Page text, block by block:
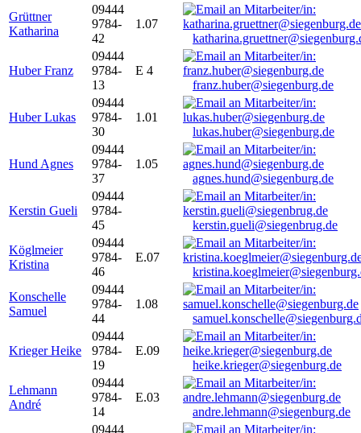
Grüttner
Katharina
09444
9784-
42
1.07
Huber Franz
09444
9784-
13
E 4
franz.huber@siegenburg.de
Huber Lukas
09444
9784-
30
1.01
lukas.huber@siegenburg.de
Hund Agnes
09444
9784-
37
1.05
agnes.hund@siegenburg.de
Kerstin Gueli
09444
9784-
45
kerstin.gueli@siegenbrug.de
Köglmeier
Kristina
09444
9784-
46
E.07
Konschelle
Samuel
09444
9784-
44
1.08
Krieger Heike
09444
9784-
19
E.09
heike.krieger@siegenburg.de
Lehmann
André
09444
9784-
14
E.03
andre.lehmann@siegenburg.de
09444